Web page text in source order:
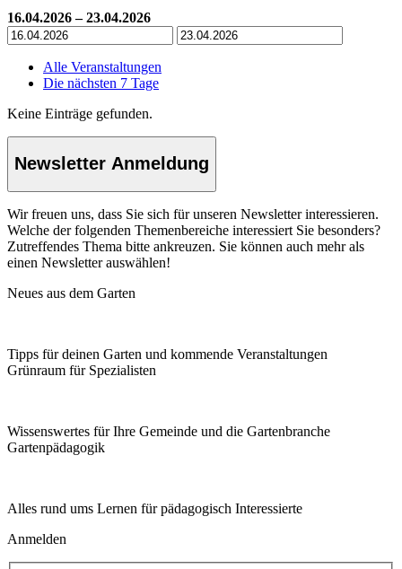
16.04.2026 – 23.04.2026
Alle Veranstaltungen
Die nächsten 7 Tage
Keine Einträge gefunden.
Newsletter Anmeldung
Wir freuen uns, dass Sie sich für unseren Newsletter interessieren.
Welche der folgenden Themenbereiche interessiert Sie besonders?
Zutreffendes Thema bitte ankreuzen. Sie können auch mehr als
einen Newsletter auswählen!
Neues aus dem Garten
Tipps für deinen Garten und kommende Veranstaltungen
Grünraum für Spezialisten
Wissenswertes für Ihre Gemeinde und die Gartenbranche
Garten­pädagogik
Alles rund ums Lernen für pädagogisch Interessierte
Anmelden